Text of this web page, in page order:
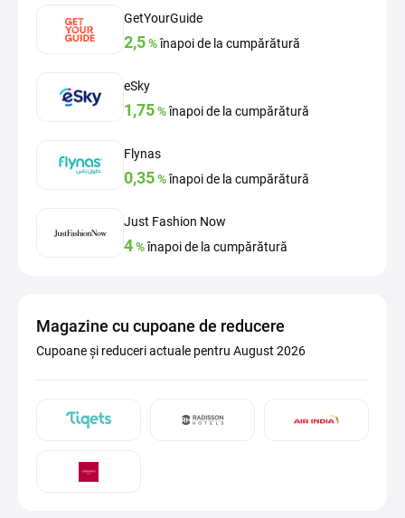
GetYourGuide
2,5%înapoi de la cumpărătură
eSky
1,75%înapoi de la cumpărătură
Flynas
0,35%înapoi de la cumpărătură
Just Fashion Now
4%înapoi de la cumpărătură
Magazine cu cupoane de reducere
Cupoane și reduceri actuale pentru August 2026